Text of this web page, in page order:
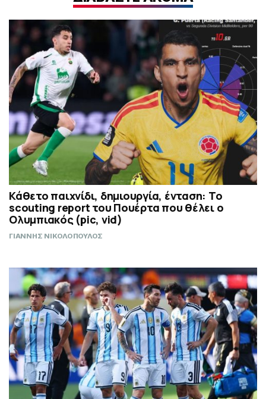
Κάθετο παιχνίδι, δημιουργία, ένταση: Το
scouting report του Πουέρτα που θέλει ο
Ολυμπιακός (pic, vid)
ΓΙΑΝΝΗΣ ΝΙΚΟΛΟΠΟΥΛΟΣ